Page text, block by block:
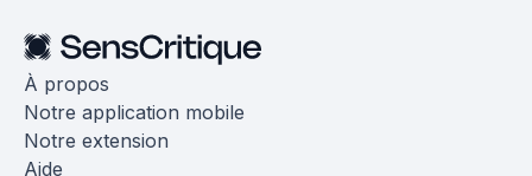
À propos
Notre application mobile
Notre extension
Aide